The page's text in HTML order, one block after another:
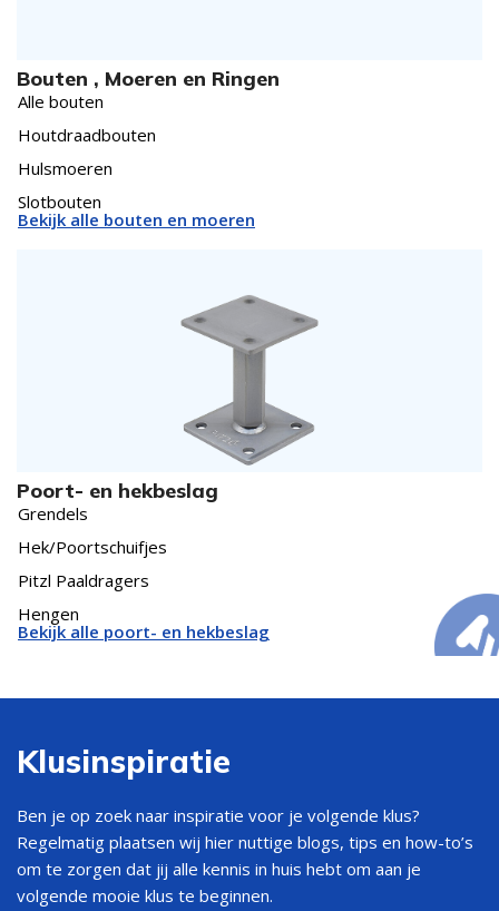
Bouten , Moeren en Ringen
Alle bouten
Houtdraadbouten
Hulsmoeren
Slotbouten
Bekijk alle bouten en moeren
Poort- en hekbeslag
Grendels
Hek/Poortschuifjes
Pitzl Paaldragers
Hengen
Bekijk alle poort- en hekbeslag
Klusinspiratie
Ben je op zoek naar inspiratie voor je volgende klus?
Regelmatig plaatsen wij hier nuttige blogs, tips en how-to’s
om te zorgen dat jij alle kennis in huis hebt om aan je
volgende mooie klus te beginnen.